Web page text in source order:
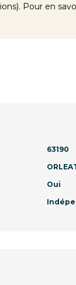
Pour en
63190
Oui